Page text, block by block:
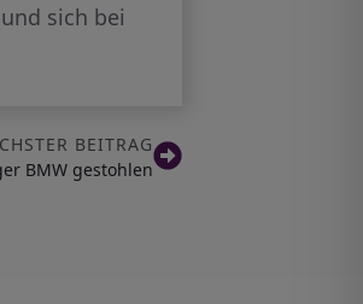
sich bei
BEITRAG
BMW gestohlen